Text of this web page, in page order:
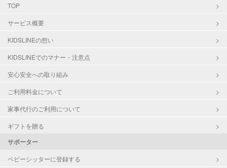
TOP
サービス概要
KIDSLINEの想い
KIDSLINEでのマナー・注意点
安心安全への取り組み
ご利用料金について
家事代行のご利用について
ギフトを贈る
サポーター
ベビーシッターに登録する